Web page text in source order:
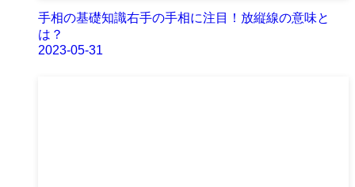
手相の基礎知識右手の手相に注目！放縦線の意味と
は？
2023-05-31